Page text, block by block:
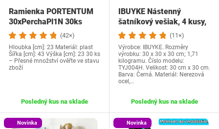
Ramienka PORTENTUM
30xPerchaPl1N 30ks
(42×)
Hloubka [cm]: 23 Materiál: plast
Šířka [cm]: 43 Výška [cm]: 23 30 ks
– Přesné množství ověřte ve stavu
zboží
Posledný kus na sklade
IBUYKE Nástenný
šatníkový vešiak, 4 kusy,
30,5 cm kovová…
(11×)
Výrobce: IBUYKE. Rozměry
výrobku: 30 x 30 x 30 cm; 1,71
kilogramu. Číslo modelu:
TYJ004H. Velikost: 30 cm x 30 cm.
Barva: Černá. Materiál: Nerezová
ocel,…
Posledný kus na sklade
Novinka Novinka